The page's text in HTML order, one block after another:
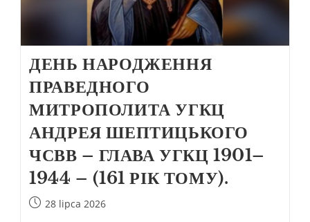
ДЕНЬ НАРОДЖЕННЯ
ПРАВЕДНОГО
МИТРОПОЛИТА УГКЦ
АНДРЕЯ ШЕПТИЦЬКОГО
ЧСВВ – ГЛАВА УГКЦ 1901–
1944 – (161 РІК ТОМУ).
28 lipca 2026